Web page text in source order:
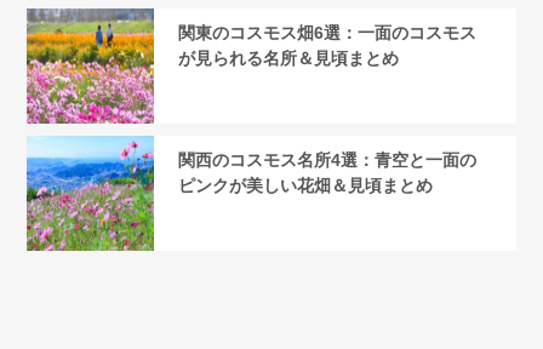
関東のコスモス畑6選：一面のコスモス
が見られる名所＆見頃まとめ
関西のコスモス名所4選：青空と一面の
ピンクが美しい花畑＆見頃まとめ